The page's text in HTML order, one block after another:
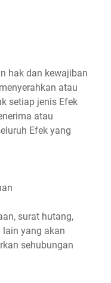
hak dan kewajiban
atau
setiap jenis Efek
atau
Efek yang
surat hutang,
yang akan
sehubungan